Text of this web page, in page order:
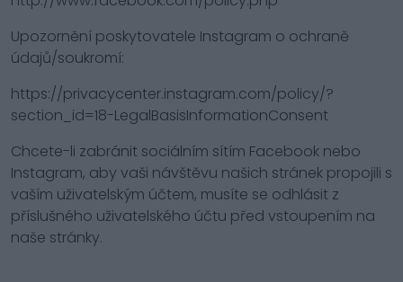
Upozornění poskytovatele Instagram o ochraně
údajů/soukromí:
https://privacycenter.instagram.com/policy/?
section_id=18-LegalBasisInformationConsent
Chcete-li zabránit sociálním sítím Facebook nebo
Instagram, aby vaši návštěvu našich stránek propojili s
vaším uživatelským účtem, musíte se odhlásit z
příslušného uživatelského účtu před vstoupením na
naše stránky.